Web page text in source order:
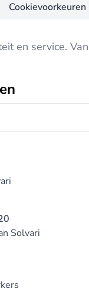
Cookievoorkeuren
is gevestigd
en service.
kunt u bij
en geplaatst
monteurs op
Enzo
bedrijf en
Solvari